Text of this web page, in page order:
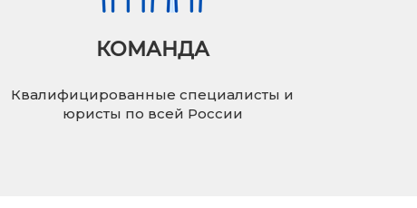
КОМАНДА
Квалифицированные специалисты и
юристы по всей России